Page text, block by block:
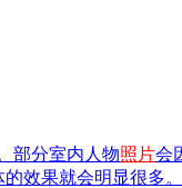
部分室内人物照片会
效果就会明显很多